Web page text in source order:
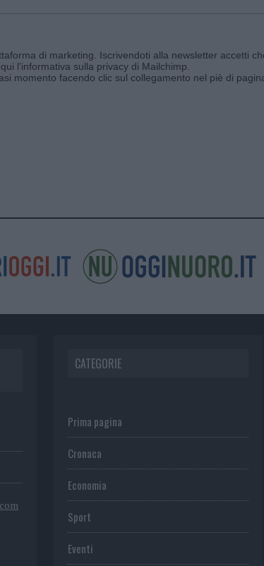
di marketing. Iscrivendoti alla newsletter accetti
l'informativa sulla privacy di Mailchimp
momento facendo clic sul collegamento nel piè di
CATEGORIE
Prima pagina
Cronaca
Economia
Sport
Eventi